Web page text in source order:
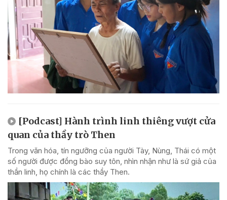
[Podcast] Hành trình linh thiêng vượt cửa
quan của thầy trò Then
Trong văn hóa, tín ngưỡng của người Tày, Nùng, Thái có một
số người được đồng bào suy tôn, nhìn nhận như là sứ giả của
thần linh, họ chính là các thầy Then.